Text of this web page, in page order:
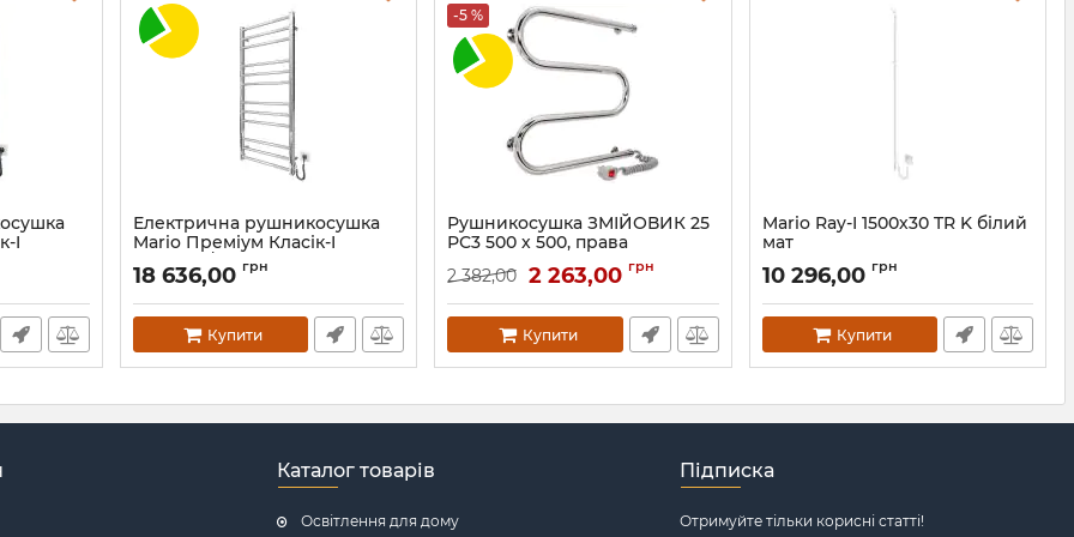
I
сатин
Електрична рушникосушка
Mario Преміум Класік-I
1100х500/80 TR К
Артикул:2.2.1610.03.P
18 636,00 грн
Купити
-5 %
Рушникосушка ЗМІЙОВИК 25
РС3 500 х 500, права
Артикул:73207033
2 382,00 2 263,00 грн
Купити
Mario Ray-I 1500х30 TR K білий
мат
Артикул:2.21.1103.15.Р-WM
10 296,00 грн
Купити
Каталог товарів
Освітлення для дому
Підписка
Отримуйте тільки корисні статті!